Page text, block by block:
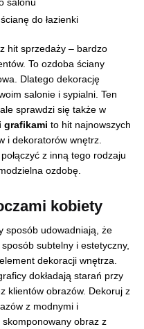
salonu
do łazienki
hit sprzedaży – bardzo
To ozdoba ściany
Dlatego dekorację
salonie i sypialni. Ten
sprawdzi się także w
grafikami to hit najnowszych
i dekoratorów wnętrz.
z inną tego rodzaju
ozdobę.
kobiety
sposób udowadniają, że
subtelny i estetyczny,
dekoracji wnętrza.
dokładają starań przy
klientów obrazów. Dekoruj z
z modnymi i
obraz z